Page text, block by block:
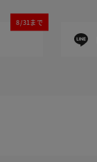
8/31まで